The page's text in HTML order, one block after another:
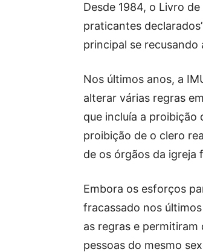
Desde 1984, o Livro
praticantes
principal se
Nos últimos anos, a
alterar várias regras
que incluía a proibição
proibição de o clero
de os órgãos da igreja
Embora os esforços
fracassado nos
as regras e
pessoas do mesmo